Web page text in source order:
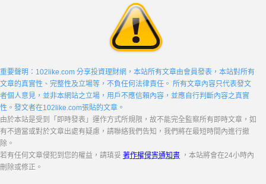
重要聲明：102like.com 分享投資理財網，本站所有文章由會員發表，本站對所有
文章的真實性、完整性及立場等，不負任何法律責任。 所有文章內容只代表發文
者個人意見，並非本網站之立場，用戶不應信賴內容，並應自行判斷內容之真實
性。發文者在102like.com張貼的文章。
由於本站是受到「即時發表」運作方式所規限，故不能完全監察所有即時文章，如
有不適當或對於文章出處有疑慮，請聯絡我們告知，我們將在最短時間內進行撤
除。
若有任何文章侵犯到您的權益，請瑱妥 著作權侵害通知書 ，本站將會在24小時內
刪除或修正。